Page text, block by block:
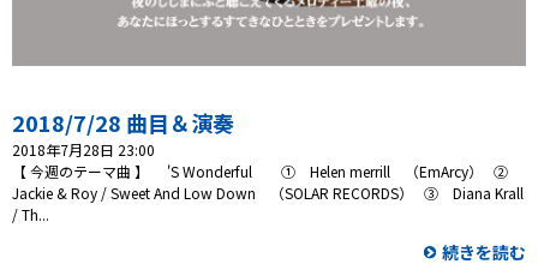
プレゼント
コンテンツ・アプリ
2018/7/28 曲目＆演奏
2018年7月28日 23:00
【 今週のテーマ曲 】 'S Wonderful ① Helen merrill （EmArcy） ②
Jackie & Roy / Sweet And Low Down （SOLAR RECORDS） ③ Diana Krall
/ Th...
続きを読む